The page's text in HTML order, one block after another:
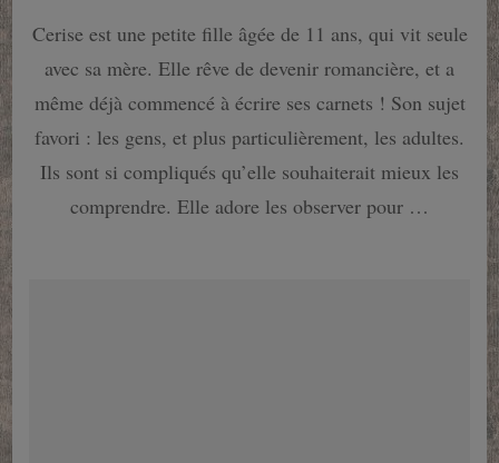
Carnets
Cerise
tome
:
Sherlock
au
Cerise est une petite fille âgée de 11 ans, qui vit seule
avec sa mère. Elle rêve de devenir romancière, et a
même déjà commencé à écrire ses carnets ! Son sujet
favori : les gens, et plus particulièrement, les adultes.
Ils sont si compliqués qu’elle souhaiterait mieux les
comprendre. Elle adore les observer pour …